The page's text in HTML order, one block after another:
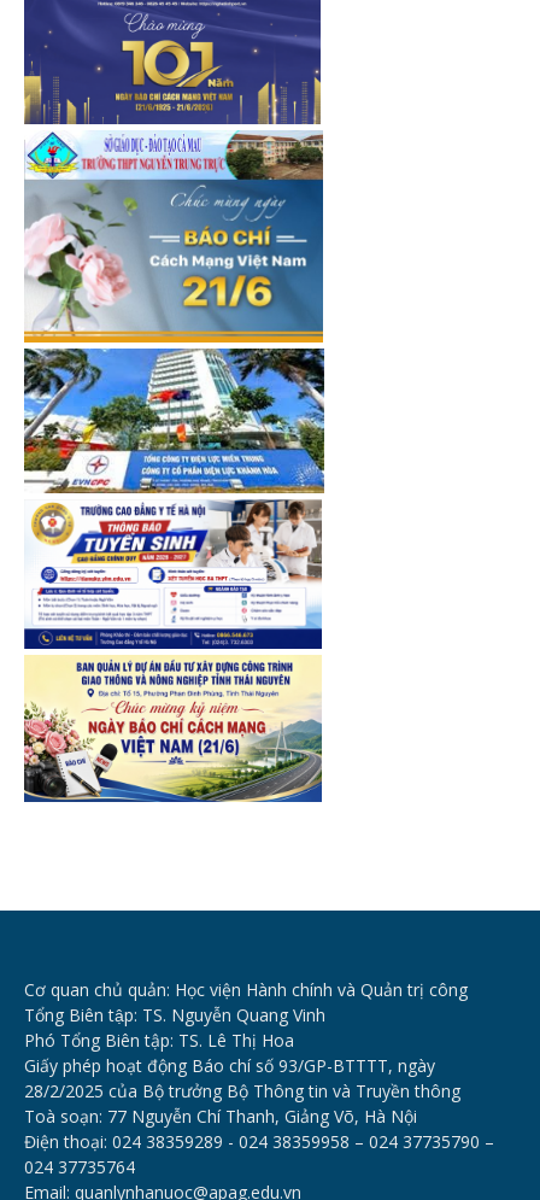
Cơ quan chủ quản: Học viện Hành chính và Quản trị công
Tổng Biên tập: TS. Nguyễn Quang Vinh
Phó Tổng Biên tập: TS. Lê Thị Hoa
Giấy phép hoạt động Báo chí số 93/GP-BTTTT, ngày
28/2/2025 của Bộ trưởng Bộ Thông tin và Truyền thông
Toà soạn: 77 Nguyễn Chí Thanh, Giảng Võ, Hà Nội
Điện thoại: 024 38359289 - 024 38359958 – 024 37735790 –
024 37735764
Email: quanlynhanuoc@apag.edu.vn